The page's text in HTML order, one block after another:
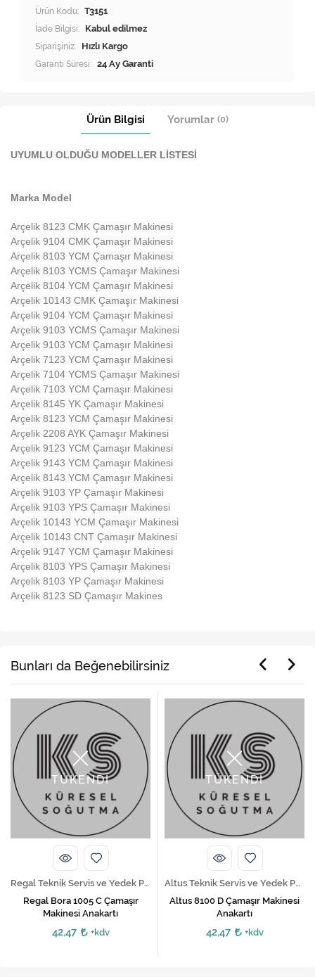
Ürün Kodu: T3151
İade Bilgisi:
Siparişiniz: Hızlı Kargo
Garanti Süresi: 24 Ay Garanti
Ürün Bilgisi Yorumlar (0)
UYUMLU OLDUĞU MODELLER LİSTESİ
Marka Model
Arçelik 8123 CMK Çamaşır Makinesi
Arçelik 9104 CMK Çamaşır Makinesi
Arçelik 8103 YCM Çamaşır Makinesi
Arçelik 8103 YCMS Çamaşır Makinesi
Arçelik 8104 YCM Çamaşır Makinesi
Arçelik 10143 CMK Çamaşır Makinesi
Arçelik 9104 YCM Çamaşır Makinesi
Arçelik 9103 YCMS Çamaşır Makinesi
Arçelik 9103 YCM Çamaşır Makinesi
Arçelik 7123 YCM Çamaşır Makinesi
Arçelik 7104 YCMS Çamaşır Makinesi
Arçelik 7103 YCM Çamaşır Makinesi
Arçelik 8145 YK Çamaşır Makinesi
Arçelik 8123 YCM Çamaşır Makinesi
Arçelik 2208 AYK Çamaşır Makinesi
Arçelik 9123 YCM Çamaşır Makinesi
Arçelik 9143 YCM Çamaşır Makinesi
Arçelik 8143 YCM Çamaşır Makinesi
Arçelik 9103 YP Çamaşır Makinesi
Arçelik 9103 YPS Çamaşır Makinesi
Arçelik 10143 YCM Çamaşır Makinesi
Arçelik 10143 CNT Çamaşır Makinesi
Arçelik 9147 YCM Çamaşır Makinesi
Arçelik 8103 YPS Çamaşır Makinesi
Arçelik 8103 YP Çamaşır Makinesi
Arçelik 8123 SD Çamaşır Makines
Bunları da Beğenebilirsiniz
TÜKENDİ
Regal Teknik Servis ve Yedek Parça Hizmetleri
Regal Bora 1005 C Çamaşır
Makinesi Anakartı
42,47 +kdv
TÜKENDİ
Altus Teknik Servis ve Yedek Parça Hizmetleri
Altus 8100 D Çamaşır Makinesi
Anakartı
42,47 +kdv